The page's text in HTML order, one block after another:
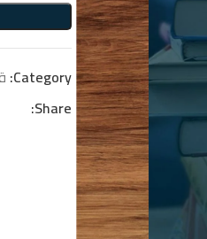
Category:
Share: